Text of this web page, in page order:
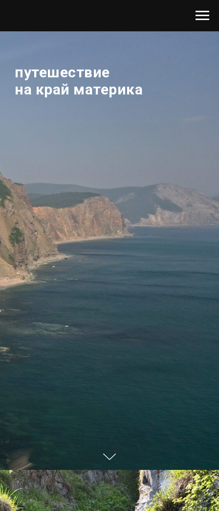
путешествие
на край материка